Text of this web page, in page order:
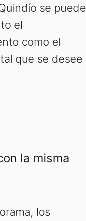
se puede
el
como el
que se desee
la misma
los